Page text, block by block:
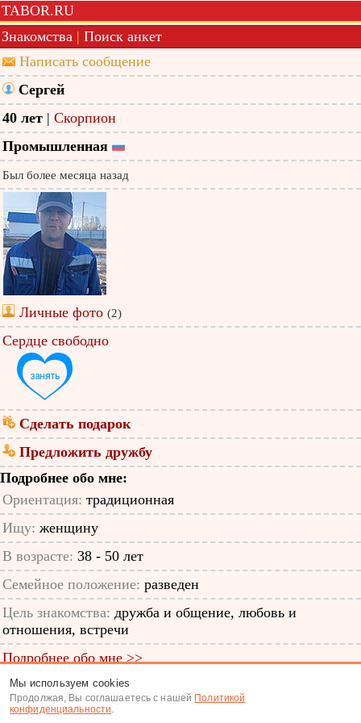
TABOR.RU
Знакомства | Поиск анкет
Написать сообщение
Сергей
40 лет | Скорпион
Промышленная
Был более месяца назад
Личные фото (2)
Сердце свободно
Сделать подарок
Предложить дружбу
Подробнее обо мне:
Ориентация: традиционная
Ищу: женщину
В возрасте: 38 - 50 лет
Семейное положение: разведен
Цель знакомства: дружба и общение, любовь и
отношения, встречи
Подробнее обо мне >>
ID анкеты: 64600862
Знакомства|Поиск анкет
Мы используем cookies
Продолжая, Вы соглашаетесь с нашей Политикой
конфиденциальности.